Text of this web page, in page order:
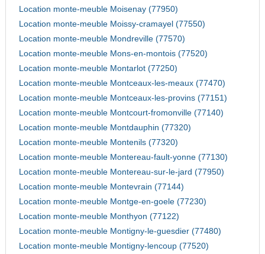
Location monte-meuble Moisenay (77950)
Location monte-meuble Moissy-cramayel (77550)
Location monte-meuble Mondreville (77570)
Location monte-meuble Mons-en-montois (77520)
Location monte-meuble Montarlot (77250)
Location monte-meuble Montceaux-les-meaux (77470)
Location monte-meuble Montceaux-les-provins (77151)
Location monte-meuble Montcourt-fromonville (77140)
Location monte-meuble Montdauphin (77320)
Location monte-meuble Montenils (77320)
Location monte-meuble Montereau-fault-yonne (77130)
Location monte-meuble Montereau-sur-le-jard (77950)
Location monte-meuble Montevrain (77144)
Location monte-meuble Montge-en-goele (77230)
Location monte-meuble Monthyon (77122)
Location monte-meuble Montigny-le-guesdier (77480)
Location monte-meuble Montigny-lencoup (77520)